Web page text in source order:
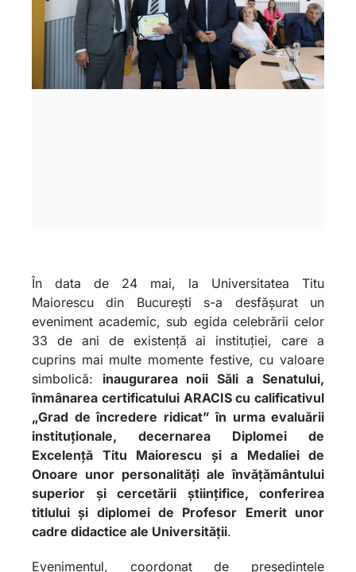
În data de 24 mai, la Universitatea Titu
Maiorescu din București s-a desfășurat un
eveniment academic, sub egida celebrării celor
33 de ani de existență ai instituției, care a
cuprins mai multe momente festive, cu valoare
simbolică: inaugurarea noii Săli a Senatului,
înmânarea certificatului ARACIS cu calificativul
„Grad de încredere ridicat” în urma evaluării
instituționale, decernarea Diplomei de
Excelență Titu Maiorescu și a Medaliei de
Onoare unor personalități ale învățământului
superior și cercetării științifice, conferirea
titlului și diplomei de Profesor Emerit unor
cadre didactice ale Universității.
Evenimentul, coordonat de președintele